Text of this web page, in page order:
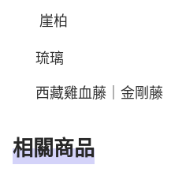
崖柏
琉璃
西藏雞血藤｜金剛藤
相關商品